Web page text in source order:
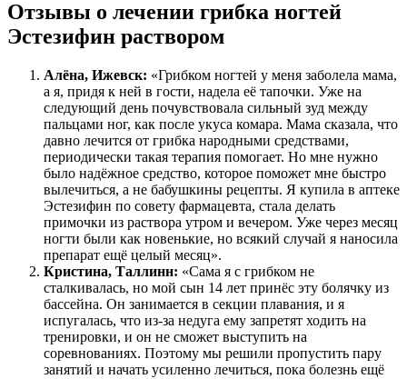
Отзывы о лечении грибка ногтей
Эстезифин раствором
Алёна, Ижевск: «Грибком ногтей у меня заболела мама,
а я, придя к ней в гости, надела её тапочки. Уже на
следующий день почувствовала сильный зуд между
пальцами ног, как после укуса комара. Мама сказала, что
давно лечится от грибка народными средствами,
периодически такая терапия помогает. Но мне нужно
было надёжное средство, которое поможет мне быстро
вылечиться, а не бабушкины рецепты. Я купила в аптеке
Эстезифин по совету фармацевта, стала делать
примочки из раствора утром и вечером. Уже через месяц
ногти были как новенькие, но всякий случай я наносила
препарат ещё целый месяц».
Кристина, Таллинн: «Сама я с грибком не
сталкивалась, но мой сын 14 лет принёс эту болячку из
бассейна. Он занимается в секции плавания, и я
испугалась, что из-за недуга ему запретят ходить на
тренировки, и он не сможет выступить на
соревнованиях. Поэтому мы решили пропустить пару
занятий и начать усиленно лечиться, пока болезнь ещё